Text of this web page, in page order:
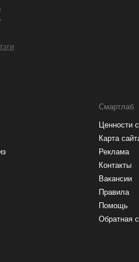
Смартлаб
Ценности
Карта
Реклама
Контакты
Вакансии
Правила
Помощь
Обратная